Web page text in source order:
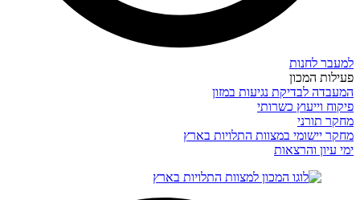
למעבר לחנות
פעילות המכון
המעבדה לבדיקת נגיעות במזון
פיקוח וייעוץ כשרותי
מחקר תורני
מחקר יישומי במצוות התלויות בארץ
ימי עיון והרצאות